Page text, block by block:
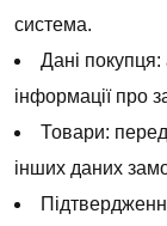
система.
Дані покупця:
інформації про
Товари:
інших даних